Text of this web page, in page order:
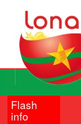
principal
Main
User
account
menu
Flash
info